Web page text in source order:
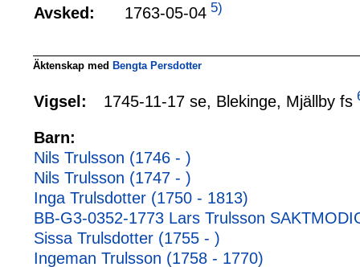
Avsked: 1763-05-04 5)
Äktenskap med Bengta Persdotter
Vigsel: 1745-11-17 se, Blekinge, Mjällby fs
Barn:
Nils Trulsson (1746 - )
Nils Trulsson (1747 - )
Inga Trulsdotter (1750 - 1813)
BB-G3-0352-1773 Lars Trulsson
Sissa Trulsdotter (1755 - )
Ingeman Trulsson (1758 - 1770)